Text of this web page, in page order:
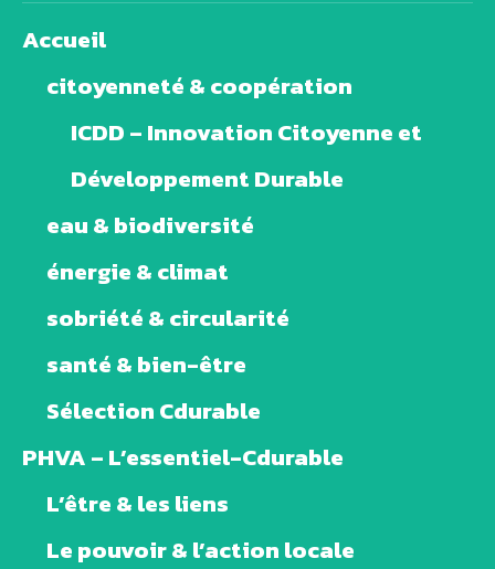
Accueil
citoyenneté & coopération
ICDD – Innovation Citoyenne et
Développement Durable
eau & biodiversité
énergie & climat
sobriété & circularité
santé & bien-être
Sélection Cdurable
PHVA – L’essentiel-Cdurable
L’être & les liens
Le pouvoir & l’action locale